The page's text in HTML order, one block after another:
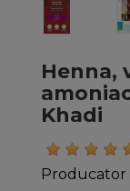
Henna,
Khadi
Producator